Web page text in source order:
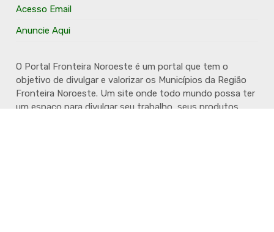
Acesso Email
Anuncie Aqui
O Portal Fronteira Noroeste é um portal que tem o
objetivo de divulgar e valorizar os Municípios da Região
Fronteira Noroeste. Um site onde todo mundo possa ter
um espaço para divulgar seu trabalho, seus produtos,